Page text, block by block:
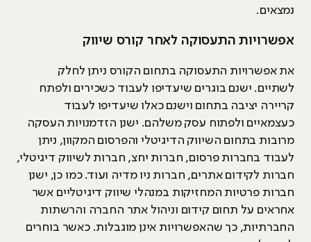
נמצאים.
אפשרויות התעסוקה לאחר קורס שיווק
את אפשרויות התעסוקה בתחום הקורס ניתן לחלק
לשתיים. ישנם בוגרים שיעדיפו לעבוד כשכירים ולפתח
קריירה יציבה בתחום וישנם כאלו שיעדיפו לעבוד
כעצמאיים ולפתוח עסק משלהם. ישנן הזדמנויות העסקה
מרובות בתחום השיווק הדיגיטלי והפרסום המקוון, ניתן
לעבוד בחברות פרסום, חברות יחצ, חברות לשיווק דיגיטלי,
חברות לקידום אתרים, חברות ניו מדיה ועוד. כמו כן, ישנן
חברות פרטיות המחזיקות במנהלי שיווק דיגיטליים אשר
אחראים על תחום קידום וניהול אתר החברה והרשתות
החברתיות, כך שהאפשרויות אינן מוגבלות. כאשר בוחרים